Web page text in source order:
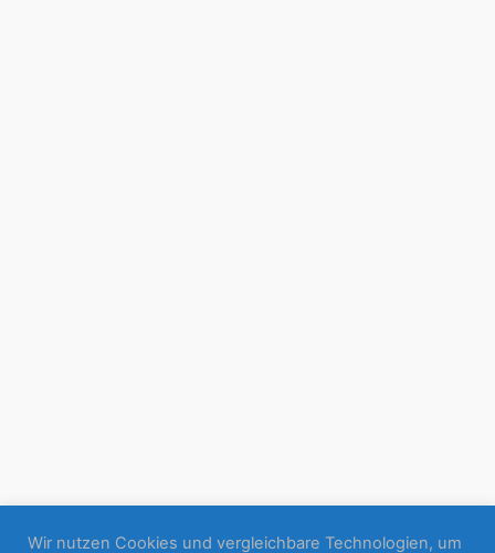
Wir nutzen Cookies und vergleichbare Technologien, um